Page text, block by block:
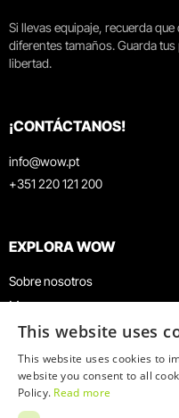
Si llevas equipaje, recuerda
diferentes tamaños. Guarda
libertad.
¡CONTÁCTANOS!
info@wow.pt
+351 220 121 200
EXPLORA WOW
Sobre nosotros
Museos
Agenda
Noticias
Restaurantes
Tarjeta WOW
This website uses
This website uses cookies to
website you consent to all
Policy. Read more